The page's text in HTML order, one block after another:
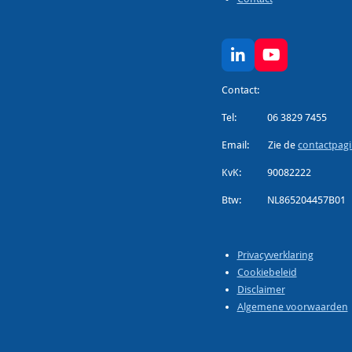
L
i
n
I
n
Y
o
u
e
Contact:
Tel: 06 3829 7455
Email: Zie de
KvK: 90082222
Btw: NL865204457B01
Privacyverklaring
Cookiebeleid
Disclaimer
Algemene voorwaarden